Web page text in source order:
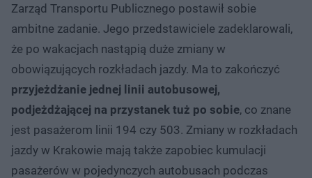
Zarząd Transportu Publicznego postawił sobie
ambitne zadanie. Jego przedstawiciele zadeklarowali,
że po wakacjach nastąpią duże zmiany w
obowiązujących rozkładach jazdy. Ma to zakończyć
przyjeżdżanie jednej linii autobusowej,
podjeżdżającej na przystanek tuż po sobie, co znane
jest pasażerom linii 194 czy 503. Zmiany w rozkładach
jazdy w Krakowie mają także zapobiec kumulacji
pasażerów w pojedynczych autobusach podczas